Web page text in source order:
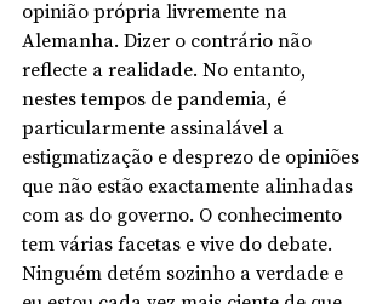
opinião própria livremente na
Alemanha. Dizer o contrário não
reflecte a realidade. No entanto,
nestes tempos de pandemia, é
particularmente assinalável a
estigmatização e desprezo de opiniões
que não estão exactamente alinhadas
com as do governo. O conhecimento
tem várias facetas e vive do debate.
Ninguém detém sozinho a verdade e